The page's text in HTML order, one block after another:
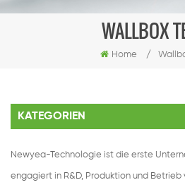
WALLBOX
Home /
KATEGORIEN
Newyea-Technologie ist die erste
engagiert in R&D, Produktion und